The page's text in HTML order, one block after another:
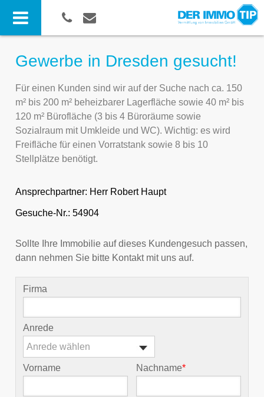
Gewerbe in Dresden gesucht!
Für einen Kunden sind wir auf der Suche nach ca. 150
m² bis 200 m² beheizbarer Lagerfläche sowie 40 m² bis
120 m² Bürofläche (3 bis 4 Büroräume sowie
Sozialraum mit Umkleide und WC). Wichtig: es wird
Freifläche für einen Vorratstank sowie 8 bis 10
Stellplätze benötigt.
Ansprechpartner: Herr Robert Haupt
Gesuche-Nr.: 54904
Sollte Ihre Immobilie auf dieses Kundengesuch passen,
dann nehmen Sie bitte Kontakt mit uns auf.
Firma
Anrede
Anrede wählen
Vorname Nachname*